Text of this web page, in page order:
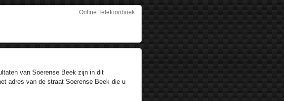
Online Telefoonboek
van Soerense Beek zijn in dit
adres van de straat Soerense Beek die u